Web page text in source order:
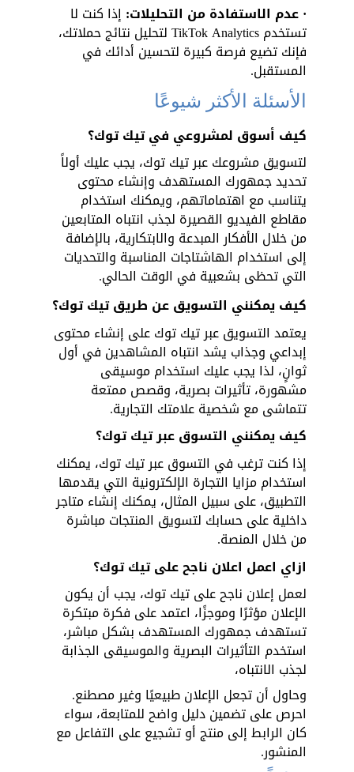
· عدم الاستفادة من التحليلات: إذا كنت لا
تستخدم TikTok Analytics لتحليل نتائج حملاتك،
فإنك تضيع فرصة كبيرة لتحسين أدائك في
المستقبل.
الأسئلة الأكثر شيوعًا
كيف أسوق لمشروعي في تيك توك؟
لتسويق مشروعك عبر تيك توك، يجب عليك أولاً
تحديد جمهورك المستهدف وإنشاء محتوى
يتناسب مع اهتماماتهم، ويمكنك استخدام
مقاطع الفيديو القصيرة لجذب انتباه المتابعين
من خلال الأفكار المبدعة والابتكارية، بالإضافة
إلى استخدام الهاشتاجات المناسبة والتحديات
التي تحظى بشعبية في الوقت الحالي.
كيف يمكنني التسويق عن طريق تيك توك؟
يعتمد التسويق عبر تيك توك على إنشاء محتوى
إبداعي وجذاب يشد انتباه المشاهدين في أول
ثوانٍ، لذا يجب عليك استخدام موسيقى
مشهورة، تأثيرات بصرية، وقصص ممتعة
تتماشى مع شخصية علامتك التجارية.
كيف يمكنني التسوق عبر تيك توك؟
إذا كنت ترغب في التسوق عبر تيك توك، يمكنك
استخدام مزايا التجارة الإلكترونية التي يقدمها
التطبيق، على سبيل المثال، يمكنك إنشاء متاجر
داخلية على حسابك لتسويق المنتجات مباشرة
من خلال المنصة.
ازاي اعمل اعلان ناجح على تيك توك؟
لعمل إعلان ناجح على تيك توك، يجب أن يكون
الإعلان مؤثرًا وموجزًا، اعتمد على فكرة مبتكرة
تستهدف جمهورك المستهدف بشكل مباشر،
استخدم التأثيرات البصرية والموسيقى الجذابة
لجذب الانتباه،
وحاول أن تجعل الإعلان طبيعيًا وغير مصطنع.
احرص على تضمين دليل واضح للمتابعة، سواء
كان الرابط إلى منتج أو تشجيع على التفاعل مع
المنشور.